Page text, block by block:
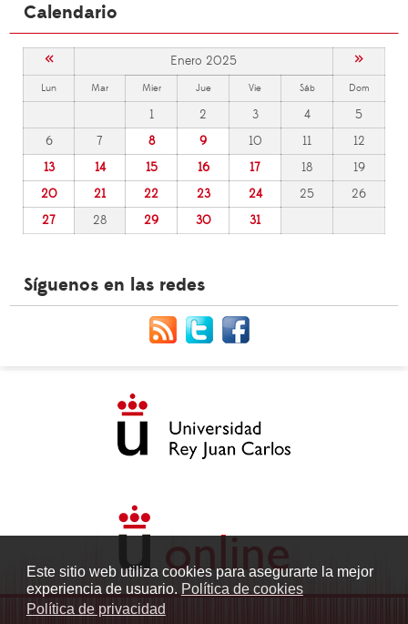
Este sitio web utiliza cookies para asegurarte la mejor
experiencia de usuario. Política de cookies
Política de privacidad
Calendario
« Enero 2025 »
Lun Mar Mier Jue Vie Sáb Dom
1 2 3 4
5
6
7 8 9 10 11
12
13
14 15 16 17 18
19
20
21 22 23 24 25
26
27
28 29 30 31
Síguenos en las redes